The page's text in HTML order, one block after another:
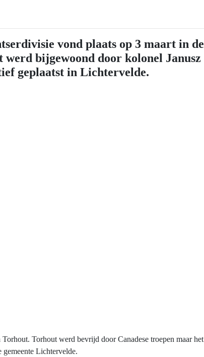
vond plaats op 3 maart in de
bijgewoond door kolonel Janusz
geplaatst in Lichtervelde.
Torhout werd bevrijd door Canadese troepen maar het
Lichtervelde.